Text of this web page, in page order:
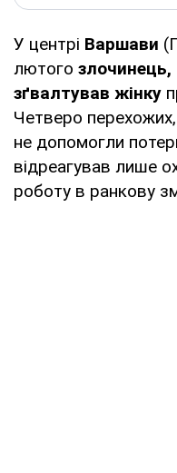
У центрі Варшави
лютого
зґвалтував жінку
Четверо
не допомогли
відреагував лише
роботу в ранкову